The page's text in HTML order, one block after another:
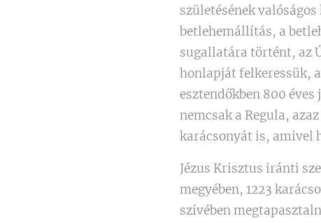
születésének
betlehemállítás, a
sugallatára történt, az
honlapját felkeressük,
esztendőkben 800
nemcsak a Regula,
karácsonyát is, amivel
Jézus Krisztus iránti
megyében, 1223
szívében